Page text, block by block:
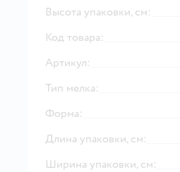
Высота упаковки, см:
Код товара:
Артикул:
Тип мелка:
Форма:
Длина упаковки, см:
Ширина упаковки, см: